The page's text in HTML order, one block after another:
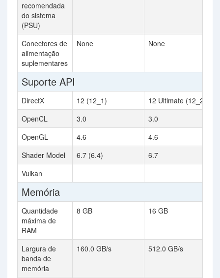
recomendada
do sistema
(PSU)
Conectores de
alimentação
suplementares
None None
Suporte API
DirectX 12 (12_1)
12 Ultimate (12_2)
OpenCL
3.0
3.0
OpenGL
4.6
4.6
Shader Model
6.7 (6.4)
6.7
Vulkan
Memória
Quantidade
máxima de
RAM
8 GB 16 GB
Largura de
banda de
memória
160.0 GB/s 512.0 GB/s